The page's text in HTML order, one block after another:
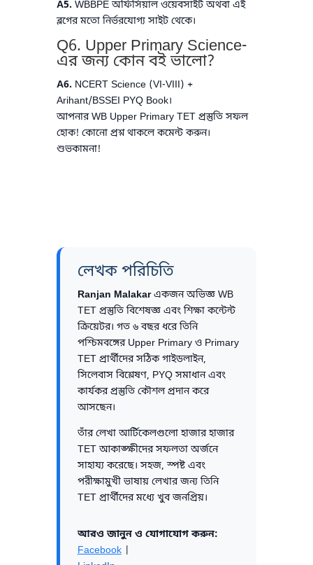
A5.WBBPE অফিসিয়াল ওয়েবসাইট অথবা এই
ব্লগের মতো নির্ভরযোগ্য সাইট থেকে।
Q6. Upper Primary Science-
এর জন্য কোন বই ভালো?
A6.NCERT Science (VI-VIII) +
Arihant/BSSEI PYQ Book।
আপনার WB Upper Primary TET প্রস্তুতি সফল
হোক! কোনো প্রশ্ন থাকলে কমেন্ট করুন।
শুভকামনা!
লেখক পরিচিতি
Ranjan Malakarএকজন অভিজ্ঞ WB
TET প্রস্তুতি বিশেষজ্ঞ এবং শিক্ষা কন্টেন্ট
ক্রিয়েটর। গত ৬ বছর ধরে তিনি
পশ্চিমবঙ্গের Upper Primary ও Primary
TET প্রার্থীদের সঠিক গাইডলাইন,
সিলেবাস বিশ্লেষণ, PYQ সমাধান এবং
কার্যকর প্রস্তুতি কৌশল প্রদান করে
আসছেন।
তাঁর লেখা আর্টিকেলগুলো হাজার হাজার
TET আকাঙ্ক্ষীদের সফলতা অর্জনে
সাহায্য করেছে। সহজ, স্পষ্ট এবং
পরীক্ষামুখী ভাষায় লেখার জন্য তিনি
TET প্রার্থীদের মধ্যে খুব জনপ্রিয়।
আরও জানুন ও যোগাযোগ করুন:
Facebook|